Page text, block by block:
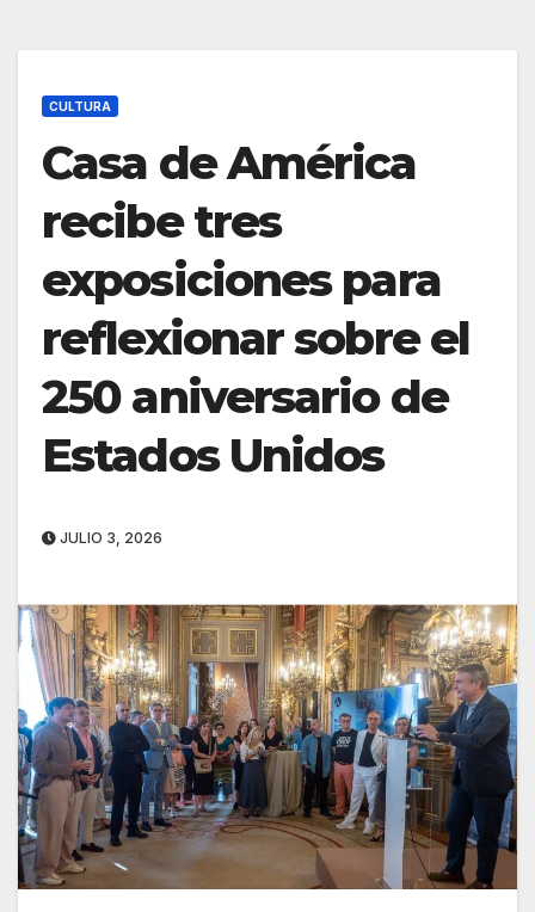
CULTURA
Casa de América
recibe tres
exposiciones para
reflexionar sobre el
250 aniversario de
Estados Unidos
JULIO 3, 2026